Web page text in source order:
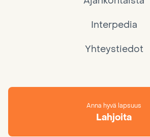
Interpedia
Yhteystiedot
Anna hyvä lapsuus
Lahjoita